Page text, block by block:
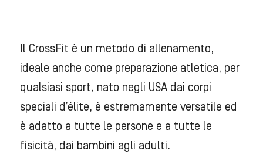
Il CrossFit è un metodo di allenamento,
ideale anche come preparazione atletica, per
qualsiasi sport, nato negli USA dai corpi
speciali d’élite, è estremamente versatile ed
è adatto a tutte le persone e a tutte le
fisicità, dai bambini agli adulti.